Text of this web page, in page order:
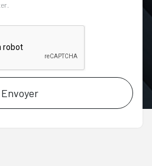
Envoyer